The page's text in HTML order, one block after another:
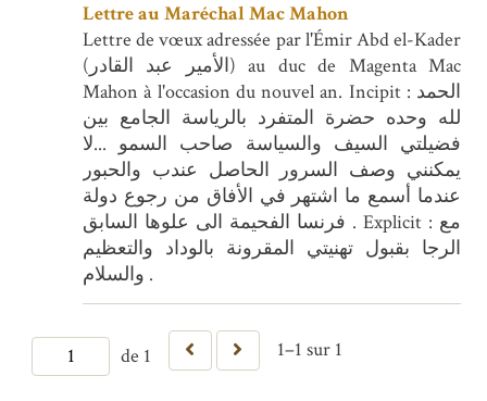
Lettre au Maréchal Mac Mahon
Lettre de vœux adressée par l'Émir Abd el-Kader
(الأمير عبد القادر) au duc de Magenta Mac
Mahon à l'occasion du nouvel an. Incipit : الحمد
لله وحده حضرة المتفرد بالرياسة الجامع بين
فضيلتي السيف والسياسة صاحب السمو ...لا
يمكنني وصف السرور الحاصل عندب والحبور
عندما أسمع ما اشتهر في الأفاق من رجوع دولة
فرنسا الفحيمة الى علوها السابق . Explicit : مع
الرجا بقبول تهنيتي المقرونة بالوداد والتعظيم
والسلام .
de 1 1–1 sur 1